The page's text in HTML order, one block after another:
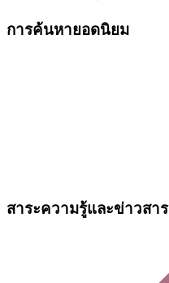
การค้นหายอดนิยม
สาระความรู้และข่าวสาร